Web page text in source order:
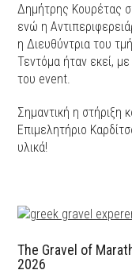
Δημήτρης Κουρέτας
ενώ η
η Διευθύντρια του
Τεντόμα ήταν εκεί,
του event.
Σημαντική η στήριξη
Επιμελητήριο
υλικά!
The Gravel of
2026